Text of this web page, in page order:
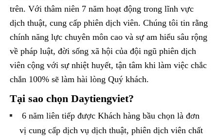
trên. Với thâm niên 7 năm hoạt động trong lĩnh vực
dịch thuật, cung cấp phiên dịch viên. Chúng tôi tin rằng
chính năng lực chuyên môn cao và sự am hiểu sâu rộng
về pháp luật, đời sống xã hội của đội ngũ phiên dịch
viên cộng với sự nhiệt huyết, tận tâm khi làm việc chắc
chắn 100% sẽ làm hài lòng Quý khách.
Tại sao chọn Daytiengviet?
6 năm liên tiếp được Khách hàng bầu chọn là đơn
vị cung cấp dịch vụ dịch thuật, phiên dịch viên chất